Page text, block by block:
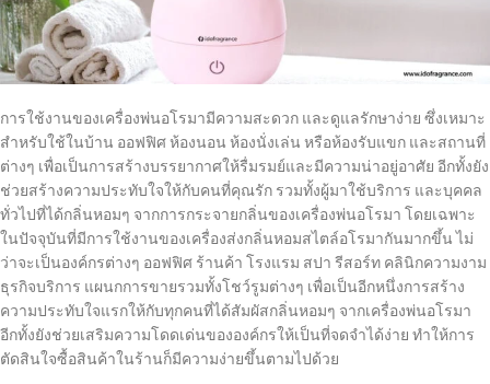
การใช้งานของเครื่องพ่นอโรมามีความสะดวก และดูแลรักษาง่าย ซึ่งเหมาะ
สำหรับใช้ในบ้าน ออฟฟิศ ห้องนอน ห้องนั่งเล่น หรือห้องรับแขก และสถานที่
ต่างๆ เพื่อเป็นการสร้างบรรยากาศให้รื่มรมย์และมีความน่าอยู่อาศัย อีกทั้งยัง
ช่วยสร้างความประทับใจให้กับคนที่คุณรัก รวมทั้งผู้มาใช้บริการ และบุคคล
ทั่วไปที่ได้กลิ่นหอมๆ จากการกระจายกลิ่นของเครื่องพ่นอโรมา โดยเฉพาะ
ในปัจจุบันที่มีการใช้งานของเครื่องส่งกลิ่นหอมสไตล์อโรมากันมากขึ้น ไม่
ว่าจะเป็นองค์กรต่างๆ ออฟฟิศ ร้านค้า โรงแรม สปา รีสอร์ท คลินิกความงาม
ธุรกิจบริการ แผนกการขายรวมทั้งโชว์รูมต่างๆ เพื่อเป็นอีกหนึ่งการสร้าง
ความประทับใจแรกให้กับทุกคนที่ได้สัมผัสกลิ่นหอมๆ จากเครื่องพ่นอโรมา
อีกทั้งยังช่วยเสริมความโดดเด่นขององค์กรให้เป็นที่จดจำได้ง่าย ทำให้การ
ตัดสินใจซื้อสินค้าในร้านก็มีความง่ายขึ้นตามไปด้วย